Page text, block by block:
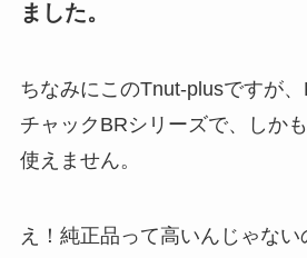
ました。
ちなみにこのTnut-plusですが
チャックBRシリーズで、しか
使えません。
え！純正品って高いんじゃな